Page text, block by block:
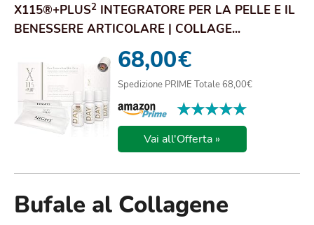
X115®+PLUS2 INTEGRATORE PER LA PELLE E IL
BENESSERE ARTICOLARE | COLLAGE...
68,00€
Spedizione PRIME Totale 68,00€
★★★★★
★★★★★
Vai all'Offerta »
Bufale al Collagene